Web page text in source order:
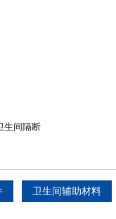
生间隔断
卫生间辅助材料